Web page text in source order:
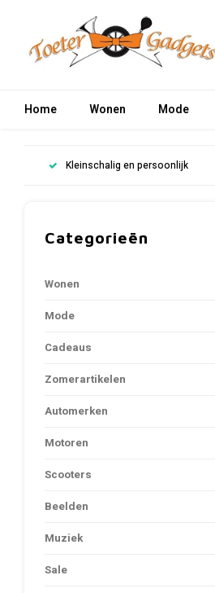
Home Wonen Mode
Kleinschalig en persoonlijk
Categorieën
Wonen
Mode
Cadeaus
Zomerartikelen
Automerken
Motoren
Scooters
Beelden
Muziek
Sale